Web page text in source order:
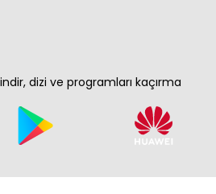
dizi ve programları kaçırma